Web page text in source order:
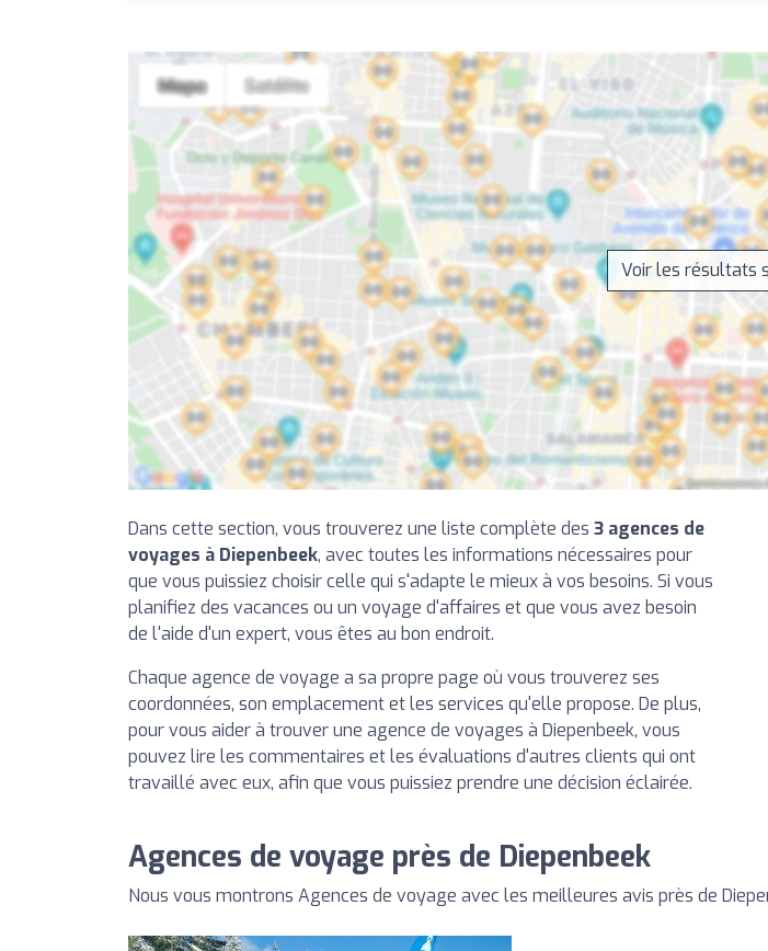
Voir les résultats
Dans cette section, vous trouverez une liste complète des 3 agences de
voyages à Diepenbeek, avec toutes les informations nécessaires pour
que vous puissiez choisir celle qui s'adapte le mieux à vos besoins. Si vous
planifiez des vacances ou un voyage d'affaires et que vous avez besoin
de l'aide d'un expert, vous êtes au bon endroit.
Chaque agence de voyage a sa propre page où vous trouverez ses
coordonnées, son emplacement et les services qu'elle propose. De plus,
pour vous aider à trouver une agence de voyages à Diepenbeek, vous
pouvez lire les commentaires et les évaluations d'autres clients qui ont
travaillé avec eux, afin que vous puissiez prendre une décision éclairée.
Agences de voyage près de Diepenbeek
Nous vous montrons Agences de voyage avec les meilleures avis près de